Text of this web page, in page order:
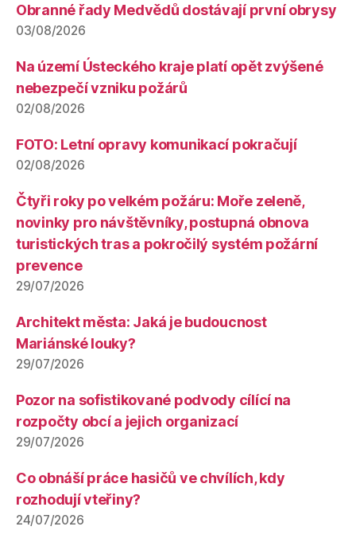
Obranné řady Medvědů dostávají první obrysy
03/08/2026
Na území Ústeckého kraje platí opět zvýšené
nebezpečí vzniku požárů
02/08/2026
FOTO: Letní opravy komunikací pokračují
02/08/2026
Čtyři roky po velkém požáru: Moře zeleně,
novinky pro návštěvníky, postupná obnova
turistických tras a pokročilý systém požární
prevence
29/07/2026
Architekt města: Jaká je budoucnost
Mariánské louky?
29/07/2026
Pozor na sofistikované podvody cílící na
rozpočty obcí a jejich organizací
29/07/2026
Co obnáší práce hasičů ve chvílích, kdy
rozhodují vteřiny?
24/07/2026